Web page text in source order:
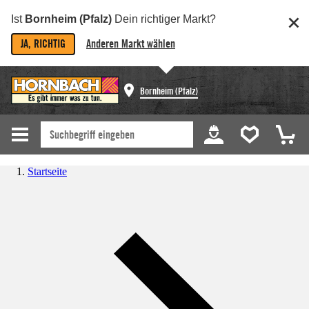
Ist Bornheim (Pfalz) Dein richtiger Markt?
JA, RICHTIG Anderen Markt wählen
Bornheim (Pfalz)
Startseite